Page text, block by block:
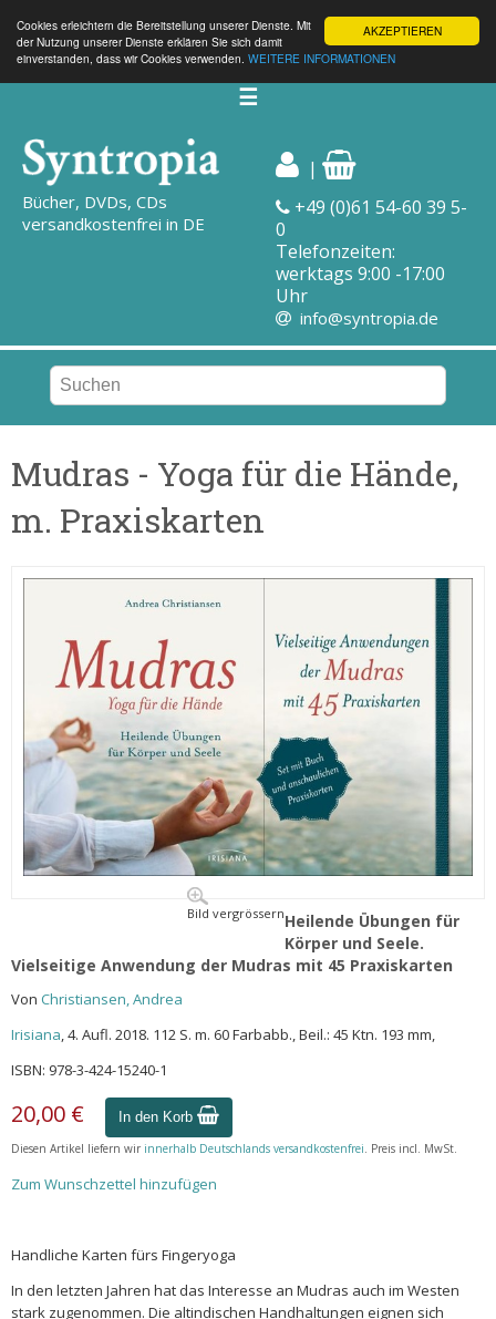
AKZEPTIEREN
Cookies erleichtern die Bereitstellung unserer Dienste. Mit
der Nutzung unserer Dienste erklären Sie sich damit
einverstanden, dass wir Cookies verwenden. WEITERE INFORMATIONEN
☰
Bücher, DVDs, CDs
versandkostenfrei in DE
|
+49 (0)61 54-60 39 5-
0
Telefonzeiten:
werktags 9:00 -17:00
Uhr
info@syntropia.de
Mudras - Yoga für die Hände,
m. Praxiskarten
Bild vergrössernHeilende Übungen für
Körper und Seele.
Vielseitige Anwendung der Mudras mit 45 Praxiskarten
Von Christiansen, Andrea
Irisiana, 4. Aufl. 2018. 112 S. m. 60 Farbabb., Beil.: 45 Ktn. 193 mm,
ISBN: 978-3-424-15240-1
20,00 € In den Korb
Diesen Artikel liefern wir innerhalb Deutschlands versandkostenfrei. Preis incl. MwSt.
Zum Wunschzettel hinzufügen
Handliche Karten fürs Fingeryoga
In den letzten Jahren hat das Interesse an Mudras auch im Westen
stark zugenommen. Die altindischen Handhaltungen eignen sich